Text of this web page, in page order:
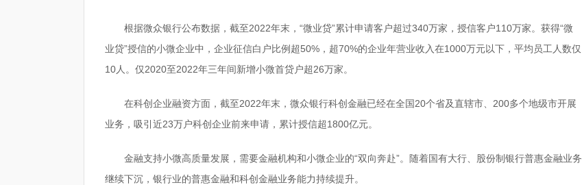
根据微众银行公布数据，截至2022年末，“微业贷”累计申请客户超过340万家，授信客户110万家。获得“微
业贷”授信的小微企业中，企业征信白户比例超50%，超70%的企业年营业收入在1000万元以下，平均员工人数仅
10人。仅2020至2022年三年间新增小微首贷户超26万家。
在科创企业融资方面，截至2022年末，微众银行科创金融已经在全国20个省及直辖市、200多个地级市开展
业务，吸引近23万户科创企业前来申请，累计授信超1800亿元。
金融支持小微高质量发展，需要金融机构和小微企业的“双向奔赴”。随着国有大行、股份制银行普惠金融业务
继续下沉，银行业的普惠金融和科创金融业务能力持续提升。